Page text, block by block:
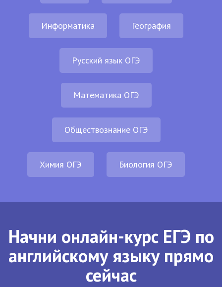
Информатика География
Русский язык ОГЭ
Математика ОГЭ
Обществознание ОГЭ
Химия ОГЭ Биология ОГЭ
Начни онлайн-курс ЕГЭ по
английскому языку прямо
сейчас